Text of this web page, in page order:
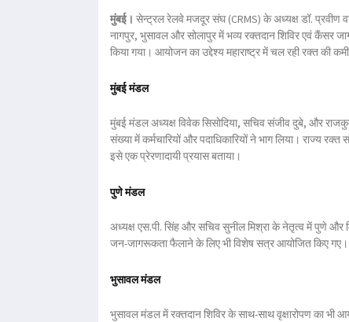
मुंबई।सेन्ट्रल रेलवे मजदूर संघ (CRMS) के अध्यक्षडॉ. प्रवीण
नागपुर, भुसावल और सोलापुरमें भव्यरक्तदान शिविर एवं कैंसर
किया गया। आयोजन का उद्देश्य महाराष्ट्र में चल रही रक्त की
मुंबई मंडल
मुंबई मंडल अध्यक्षविवेक सिसोदिया, सचिवसंजीव दुबे, और
संख्या में कर्मचारियों और पदाधिकारियों ने भाग लिया। राज्य
इसे एक प्रेरणादायी प्रयास बताया।
पुणे मंडल
अध्यक्ष एस.पी. सिंहऔरसचिव सुनील मिश्राके नेतृत्व में पुणे और
जन-जागरूकता फैलाने के लिए भी विशेष सत्र आयोजित किए गए।
भुसावल मंडल
भुसावल मंडल मेंरक्तदान शिविर के साथ-साथ वृक्षारोपणका भी